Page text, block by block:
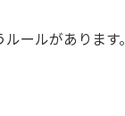
ルールがあります。